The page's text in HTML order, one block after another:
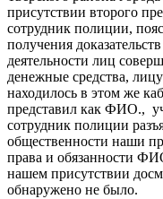
присутствии второго
сотрудник полиции,
получения
деятельности лиц
денежные средства,
находилось в этом же
представил как ФИО.,
сотрудник полиции
общественности наши
права и обязанности
нашем присутствии
обнаружено не было.